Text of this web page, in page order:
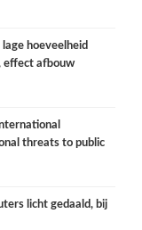
hoeveelheid
effect afbouw
threats to public
licht gedaald, bij